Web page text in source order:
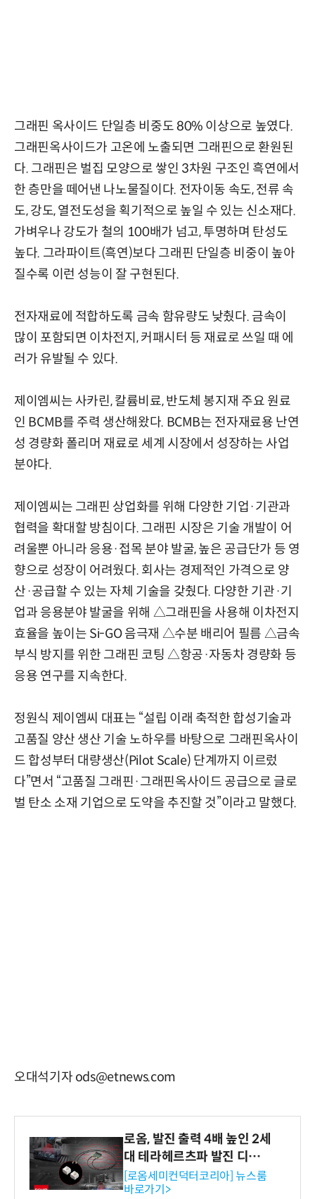
그래핀 옥사이드 단일층 비중도 80% 이상으로 높였다.
그래핀옥사이드가 고온에 노출되면 그래핀으로 환원된
다. 그래핀은 벌집 모양으로 쌓인 3차원 구조인 흑연에서
한 층만을 떼어낸 나노물질이다. 전자이동 속도, 전류 속
도, 강도, 열전도성을 획기적으로 높일 수 있는 신소재다.
가벼우나 강도가 철의 100배가 넘고, 투명하며 탄성도
높다. 그라파이트(흑연)보다 그래핀 단일층 비중이 높아
질수록 이런 성능이 잘 구현된다.
전자재료에 적합하도록 금속 함유량도 낮췄다. 금속이
많이 포함되면 이차전지, 커패시터 등 재료로 쓰일 때 에
러가 유발될 수 있다.
제이엠씨는 사카린, 칼륨비료, 반도체 봉지재 주요 원료
인 BCMB를 주력 생산해왔다. BCMB는 전자재료용 난연
성 경량화 폴리머 재료로 세계 시장에서 성장하는 사업
분야다.
제이엠씨는 그래핀 상업화를 위해 다양한 기업·기관과
협력을 확대할 방침이다. 그래핀 시장은 기술 개발이 어
려울뿐 아니라 응용·접목 분야 발굴, 높은 공급단가 등 영
향으로 성장이 어려웠다. 회사는 경제적인 가격으로 양
산·공급할 수 있는 자체 기술을 갖췄다. 다양한 기관·기
업과 응용분야 발굴을 위해 △그래핀을 사용해 이차전지
효율을 높이는 Si-GO 음극재 △수분 배리어 필름 △금속
부식 방지를 위한 그래핀 코팅 △항공·자동차 경량화 등
응용 연구를 지속한다.
정원식 제이엠씨 대표는 “설립 이래 축적한 합성기술과
고품질 양산 생산 기술 노하우를 바탕으로 그래핀옥사이
드 합성부터 대량생산(Pilot Scale) 단계까지 이르렀
다”면서 “고품질 그래핀·그래핀옥사이드 공급으로 글로
벌 탄소 소재 기업으로 도약을 추진할 것”이라고 말했다.
오대석기자 ods@etnews.com
로옴, 발진 출력 4배 높인 2세
대 테라헤르츠파 발진 디바이
스 개발
[로옴세미컨덕터코리아] 뉴스룸
바로가기>